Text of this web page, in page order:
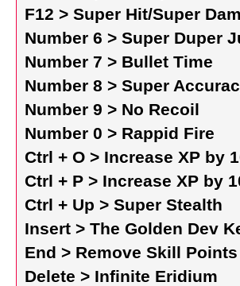
F12 > Super Hit/Super
Number 6 > Super Duper
Number 7 > Bullet Time
Number 8 > Super
Number 9 > No Recoil
Number 0 > Rappid Fire
Ctrl + O > Increase XP by
Ctrl + P > Increase XP by
Ctrl + Up > Super Stealth
Insert > The Golden Dev
End > Remove Skill Points
Delete > Infinite Eridium